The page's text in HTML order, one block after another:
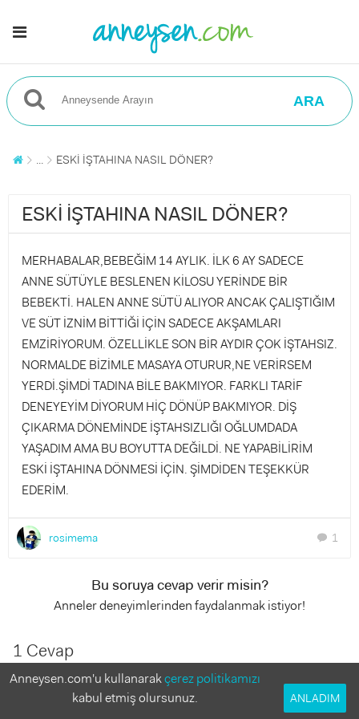
ARA
... ESKİ İŞTAHINA NASIL DÖNER?
ESKİ İŞTAHINA NASIL DÖNER?
MERHABALAR,BEBEĞİM 14 AYLIK. İLK 6 AY SADECE
ANNE SÜTÜYLE BESLENEN KİLOSU YERİNDE BİR
BEBEKTİ. HALEN ANNE SÜTÜ ALIYOR ANCAK ÇALIŞTIĞIM
VE SÜT İZNİM BİTTİĞİ İÇİN SADECE AKŞAMLARI
EMZİRİYORUM. ÖZELLİKLE SON BİR AYDIR ÇOK İŞTAHSIZ.
NORMALDE BİZİMLE MASAYA OTURUR,NE VERİRSEM
YERDİ.ŞİMDİ TADINA BİLE BAKMIYOR. FARKLI TARİF
DENEYEYİM DİYORUM HİÇ DÖNÜP BAKMIYOR. DİŞ
ÇIKARMA DÖNEMİNDE İŞTAHSIZLIĞI OĞLUMDADA
YAŞADIM AMA BU BOYUTTA DEĞİLDİ. NE YAPABİLİRİM
ESKİ İŞTAHINA DÖNMESİ İÇİN. ŞİMDİDEN TEŞEKKÜR
EDERİM.
rosimema chat 1
Bu soruya cevap verir misin?
Anneler deneyimlerinden faydalanmak istiyor!
1 Cevap
Sernaz Çakır Ercil
Anneysen.com'u kullanarakçerez politikamızı
kabul etmiş olursunuz.
ANLADIM